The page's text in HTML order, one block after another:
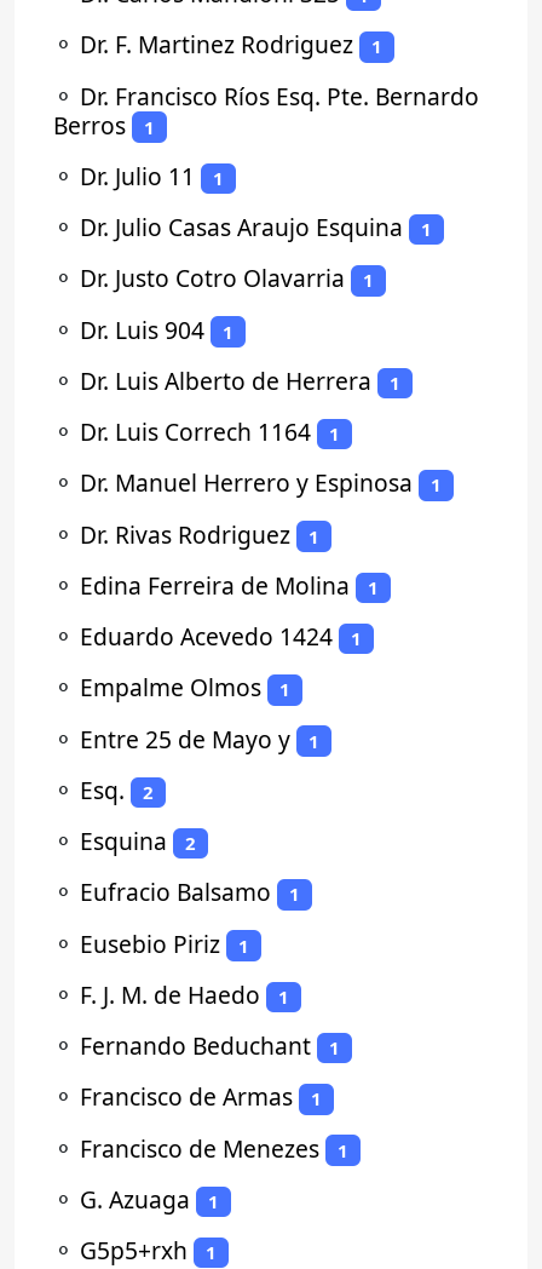
⚬ Dr. F. Martinez Rodriguez 1
⚬ Dr. Francisco Ríos Esq. Pte. Bernardo
Berros
1
⚬ Dr. Julio 11 1
⚬ Dr. Julio Casas Araujo Esquina 1
⚬ Dr. Justo Cotro Olavarria 1
⚬ Dr. Luis 904 1
⚬ Dr. Luis Alberto de Herrera 1
⚬ Dr. Luis Correch 1164 1
⚬ Dr. Manuel Herrero y Espinosa 1
⚬ Dr. Rivas Rodriguez 1
⚬ Edina Ferreira de Molina 1
⚬ Eduardo Acevedo 1424 1
⚬ Empalme Olmos 1
⚬ Entre 25 de Mayo y 1
⚬ Esq. 2
⚬ Esquina 2
⚬ Eufracio Balsamo 1
⚬ Eusebio Piriz 1
⚬ F. J. M. de Haedo 1
⚬ Fernando Beduchant 1
⚬ Francisco de Armas 1
⚬ Francisco de Menezes 1
⚬ G. Azuaga 1
⚬ G5p5+rxh 1